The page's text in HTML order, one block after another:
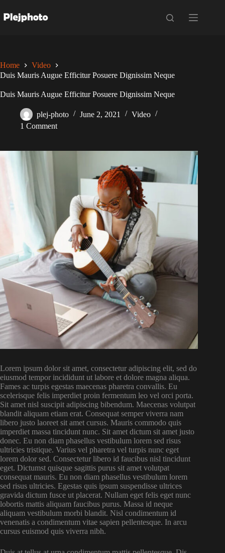
to
content
Home
Video
Duis Mauris Augue Efficitur Posuere Dignissim Neque
Duis Mauris Augue Efficitur Posuere Dignissim Neque
plej-photo June 2, 2021
Video
1 Comment
Lorem ipsum dolor sit amet, consectetur adipiscing elit, sed do
eiusmod tempor incididunt ut labore et dolore magna aliqua.
Fames ac turpis egestas maecenas pharetra convallis. Eu
scelerisque felis imperdiet proin fermentum leo vel orci porta.
Sit amet nisl suscipit adipiscing bibendum. Maecenas volutpat
blandit aliquam etiam erat. Consequat semper viverra nam
libero justo laoreet sit amet cursus. Mauris commodo quis
imperdiet massa tincidunt nunc. Sit amet dictum sit amet justo
donec. Eu non diam phasellus vestibulum lorem sed risus
ultricies tristique. Varius vel pharetra vel turpis nunc eget
lorem dolor sed. Consectetur libero id faucibus nisl tincidunt
eget. Dictumst quisque sagittis purus sit amet volutpat
consequat mauris. Eu non diam phasellus vestibulum lorem
sed risus ultricies. Egestas quis ipsum suspendisse ultrices
gravida dictum fusce ut placerat. Nullam eget felis eget nunc
lobortis mattis aliquam faucibus purus. Massa id neque
aliquam vestibulum morbi blandit. Nisl condimentum id
venenatis a condimentum vitae sapien pellentesque. In arcu
cursus euismod quis viverra nibh.